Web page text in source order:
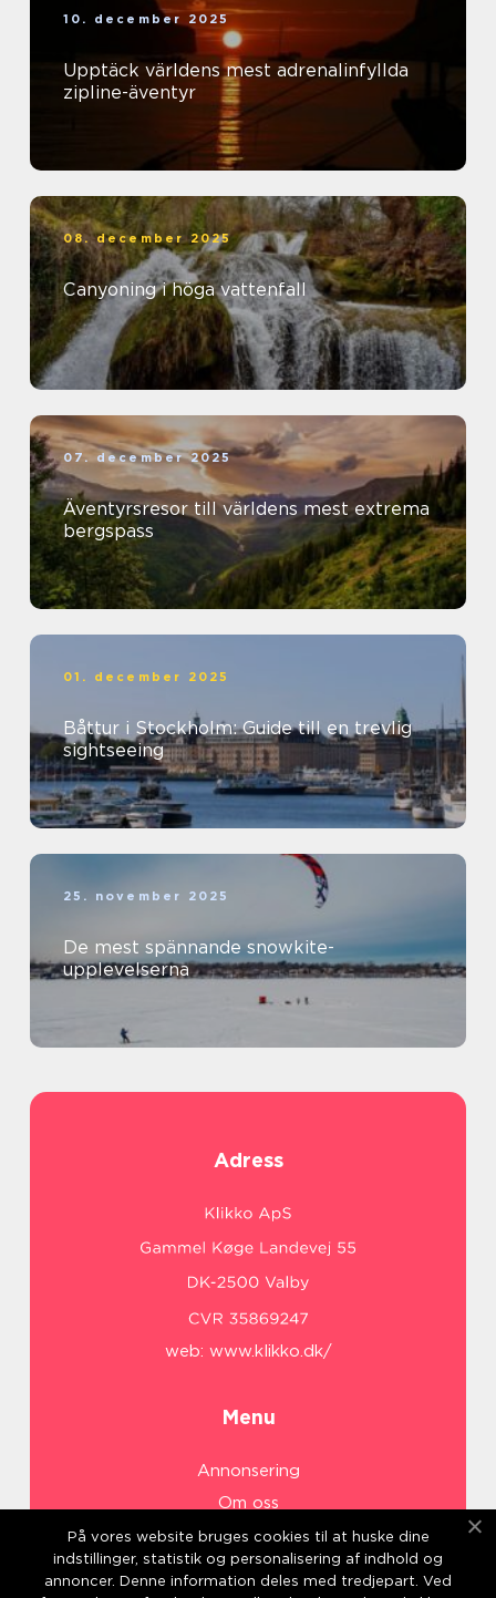
10. december 2025
Upptäck världens mest adrenalinfyllda
zipline-äventyr
08. december 2025
Canyoning i höga vattenfall
07. december 2025
Äventyrsresor till världens mest extrema
bergspass
01. december 2025
Båttur i Stockholm: Guide till en trevlig
sightseeing
25. november 2025
De mest spännande snowkite-
upplevelserna
Adress
web: www.klikko.dk/
Menu
Annonsering
Om oss
Cookies
Kontakta oss
På vores website bruges cookies til at huske dine
indstillinger, statistik og personalisering af indhold og
annoncer. Denne information deles med tredjepart. Ved